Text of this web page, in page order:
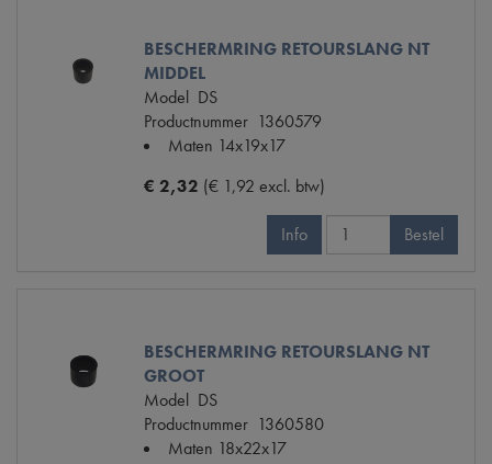
BESCHERMRING RETOURSLANG NT
MIDDEL
Model DS
Productnummer 1360579
Maten 14x19x17
€ 2,32 (€ 1,92 excl. btw)
Info Bestel
BESCHERMRING RETOURSLANG NT
GROOT
Model DS
Productnummer 1360580
Maten 18x22x17